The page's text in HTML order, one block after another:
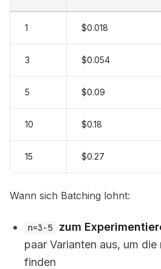
1 $0.018
3 $0.054
5 $0.09
10 $0.18
15 $0.27
Wann sich Batching lohnt:
n=3-5 zum
paar Varianten aus, um
finden